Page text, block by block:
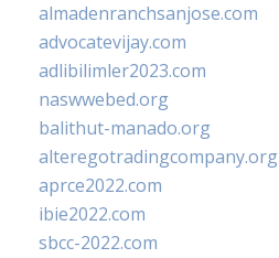
almadenranchsanjose.com
advocatevijay.com
adlibilimler2023.com
naswwebed.org
balithut-manado.org
alteregotradingcompany.org
aprce2022.com
ibie2022.com
sbcc-2022.com